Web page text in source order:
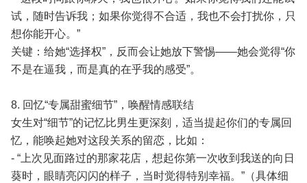
试，随时告诉我；如果你觉得不合适，我也不会打扰你，只
想你能开心。”
关键：给她“选择权”，反而会让她放下警惕——她会觉得“你
不是在逼我，而是真的在乎我的感受”。
8. 回忆“专属甜蜜细节”，唤醒情感联结
女生对“细节”的记忆比男生更深刻，适当提起你们的专属回
忆，能唤起她对这段关系的留恋，比如：
- “上次见面路过的那家花店，想起你第一次收到我送的向日
葵时，眼睛亮闪闪的样子，当时觉得特别幸福。”（具体细